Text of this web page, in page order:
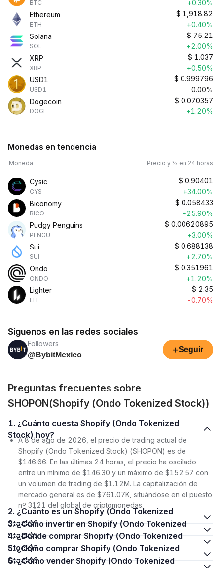
BTC
+0.30%
Ethereum
ETH
$ 1,918.82
+0.40%
Solana
SOL
$ 75.21
+2.00%
XRP
XRP
$ 1.037
+0.50%
USD1
USD1
$ 0.999796
0.00%
Dogecoin
DOGE
$ 0.070357
+1.20%
Monedas en tendencia
Moneda Precio y % en 24 horas
Cysic
CYS
$ 0.90401
+34.00%
Biconomy
BICO
$ 0.058433
+25.90%
Pudgy Penguins
PENGU
$ 0.00620895
+3.00%
Sui
SUI
$ 0.688138
+2.70%
Ondo
ONDO
$ 0.351961
+1.20%
Lighter
LIT
$ 2.35
-0.70%
Síguenos en las redes sociales
Followers
@BybitMexico
+Seguir
Preguntas frecuentes sobre
SHOPON(Shopify (Ondo Tokenized Stock))
1. ¿Cuánto cuesta Shopify (Ondo Tokenized
Stock) hoy?
A 8 de ago de 2026, el precio de trading actual de
Shopify (Ondo Tokenized Stock) (SHOPON) es de
$146.66. En las últimas 24 horas, el precio ha oscilado
entre un mínimo de $146.30 y un máximo de $152.57 con
un volumen de trading de $1.12M. La capitalización de
mercado general es de $761.07K, situándose en el puesto
nº 3121 del global de criptomonedas.
2. ¿Cuánto es un Shopify (Ondo Tokenized
Stock)?
3. ¿Cómo invertir en Shopify (Ondo Tokenized
Stock)?
4. ¿Dónde comprar Shopify (Ondo Tokenized
Stock)?
5. ¿Cómo comprar Shopify (Ondo Tokenized
Stock)?
6. ¿Cómo vender Shopify (Ondo Tokenized